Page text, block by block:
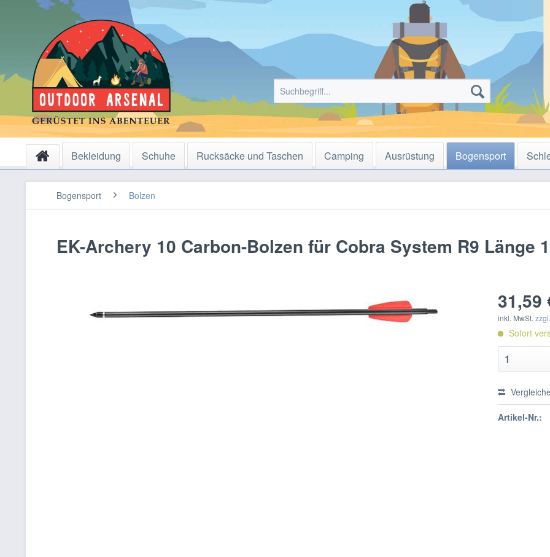
Bekleidung Schuhe Rucksäcke und Taschen Camping Ausrüstung Bogensport
Bogensport Bolzen
EK-Archery 10 Carbon-Bolzen für Cobra System R9 Länge
31,59
inkl. MwSt.
Sofort
Artikel-Nr.: